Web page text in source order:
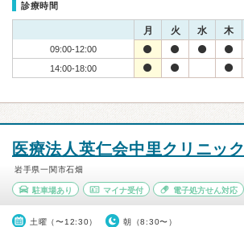
診療時間
月 火 水 木
09:00-12:00
14:00-18:00
医療法人英仁会中里クリニック
岩手県一関市石畑
駐車場あり マイナ受付 電子処方せん対応
土曜（〜12:30） 朝（8:30〜）